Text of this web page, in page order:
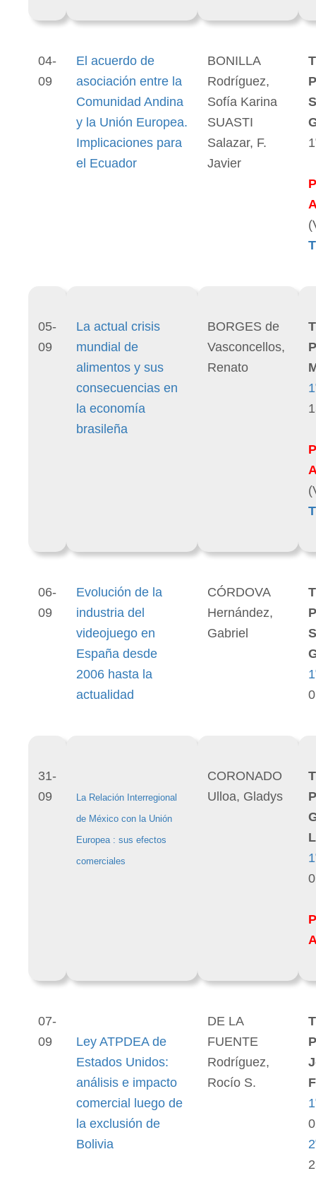
04-
09
El acuerdo de
asociación entre la
Comunidad Andina
y la Unión Europea.
Implicaciones para
el Ecuador
BONILLA
Rodríguez,
Sofía Karina
SUASTI
Salazar, F.
Javier
1
05-
09
La actual crisis
mundial de
alimentos y sus
consecuencias en
la economía
brasileña
BORGES de
Vasconcellos,
Renato
1
06-
09
Evolución de la
industria del
videojuego en
España desde
2006 hasta la
actualidad
CÓRDOVA
Hernández,
Gabriel
1
31-
09
La Relación Interregional
de México con la Unión
Europea : sus efectos
comerciales
CORONADO
Ulloa, Gladys
1
07-
09
Ley ATPDEA de
Estados Unidos:
análisis e impacto
comercial luego de
la exclusión de
Bolivia
DE LA
FUENTE
Rodríguez,
Rocío S.
1
2